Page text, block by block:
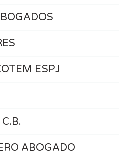
ESPJ
ABOGADO